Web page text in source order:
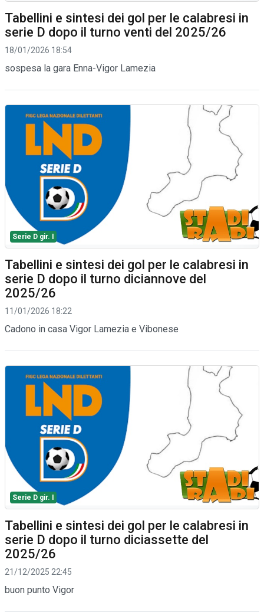
Tabellini e sintesi dei gol per le calabresi in
serie D dopo il turno venti del 2025/26
18/01/2026 18:54
sospesa la gara Enna-Vigor Lamezia
Serie D gir. I
Tabellini e sintesi dei gol per le calabresi in
serie D dopo il turno diciannove del
2025/26
11/01/2026 18:22
Cadono in casa Vigor Lamezia e Vibonese
Serie D gir. I
Tabellini e sintesi dei gol per le calabresi in
serie D dopo il turno diciassette del
2025/26
21/12/2025 22:45
buon punto Vigor